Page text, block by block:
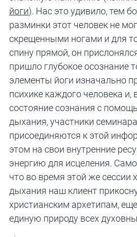
йоги). Нас это удивило, тем
разминки этот человек не
скрещенными ногами и для
спину прямой, он
пришло глубокое осознание
элементы йоги изначально
психике каждого человека и,
состояние сознания с
дыхания, участники
присоединяются к этой
этом на свои внутренние
энергию для исцеления.
что во время этой же сессии
дыхания наш клиент
христианским архетипам,
единую природу всех